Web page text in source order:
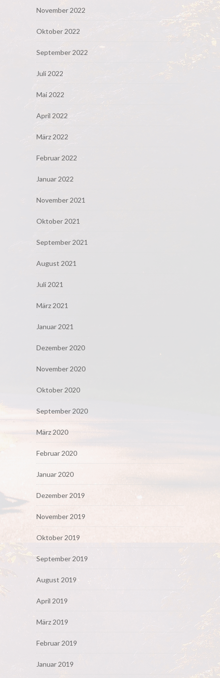
November 2022
Oktober 2022
September 2022
Juli 2022
Mai 2022
April 2022
März 2022
Februar 2022
Januar 2022
November 2021
Oktober 2021
September 2021
August 2021
Juli 2021
März 2021
Januar 2021
Dezember 2020
November 2020
Oktober 2020
September 2020
März 2020
Februar 2020
Januar 2020
Dezember 2019
November 2019
Oktober 2019
September 2019
August 2019
April 2019
März 2019
Februar 2019
Januar 2019